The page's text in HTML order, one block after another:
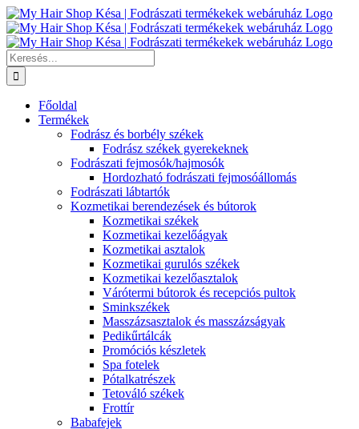
Kihagyás
Keresés...
Főoldal
Termékek
Fodrász és borbély székek
Fodrász székek gyerekeknek
Fodrászati fejmosók/hajmosók
Hordozható fodrászati fejmosóállomás
Fodrászati lábtartók
Kozmetikai berendezések és bútorok
Kozmetikai székek
Kozmetikai kezelőágyak
Kozmetikai asztalok
Kozmetikai gurulós székek
Kozmetikai kezelőasztalok
Várótermi bútorok és recepciós pultok
Sminkszékek
Masszázsasztalok és masszázságyak
Pedikűrtálcák
Promóciós készletek
Spa fotelek
Pótalkatrészek
Tetováló székek
Frottír
Babafejek